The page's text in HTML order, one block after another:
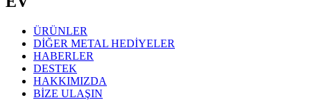
ÜRÜNLER
DİĞER METAL HEDİYELER
HABERLER
DESTEK
HAKKIMIZDA
BİZE ULAŞIN